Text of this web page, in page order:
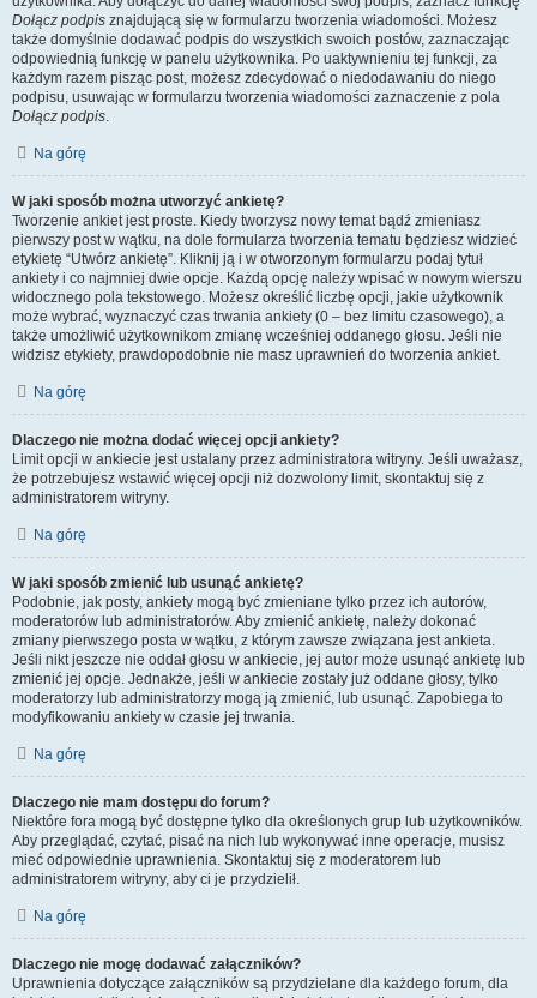
Dołącz podpis znajdującą się w formularzu tworzenia wiadomości. Możesz
także domyślnie dodawać podpis do wszystkich swoich postów, zaznaczając
odpowiednią funkcję w panelu użytkownika. Po uaktywnieniu tej funkcji, za
każdym razem pisząc post, możesz zdecydować o niedodawaniu do niego
podpisu, usuwając w formularzu tworzenia wiadomości zaznaczenie z pola
Dołącz podpis.
Na górę
W jaki sposób można utworzyć ankietę?
Tworzenie ankiet jest proste. Kiedy tworzysz nowy temat bądź zmieniasz
pierwszy post w wątku, na dole formularza tworzenia tematu będziesz widzieć
etykietę “Utwórz ankietę”. Kliknij ją i w otworzonym formularzu podaj tytuł
ankiety i co najmniej dwie opcje. Każdą opcję należy wpisać w nowym wierszu
widocznego pola tekstowego. Możesz określić liczbę opcji, jakie użytkownik
może wybrać, wyznaczyć czas trwania ankiety (0 – bez limitu czasowego), a
także umożliwić użytkownikom zmianę wcześniej oddanego głosu. Jeśli nie
widzisz etykiety, prawdopodobnie nie masz uprawnień do tworzenia ankiet.
Na górę
Dlaczego nie można dodać więcej opcji ankiety?
Limit opcji w ankiecie jest ustalany przez administratora witryny. Jeśli uważasz,
że potrzebujesz wstawić więcej opcji niż dozwolony limit, skontaktuj się z
administratorem witryny.
Na górę
W jaki sposób zmienić lub usunąć ankietę?
Podobnie, jak posty, ankiety mogą być zmieniane tylko przez ich autorów,
moderatorów lub administratorów. Aby zmienić ankietę, należy dokonać
zmiany pierwszego posta w wątku, z którym zawsze związana jest ankieta.
Jeśli nikt jeszcze nie oddał głosu w ankiecie, jej autor może usunąć ankietę lub
zmienić jej opcje. Jednakże, jeśli w ankiecie zostały już oddane głosy, tylko
moderatorzy lub administratorzy mogą ją zmienić, lub usunąć. Zapobiega to
modyfikowaniu ankiety w czasie jej trwania.
Na górę
Dlaczego nie mam dostępu do forum?
Niektóre fora mogą być dostępne tylko dla określonych grup lub użytkowników.
Aby przeglądać, czytać, pisać na nich lub wykonywać inne operacje, musisz
mieć odpowiednie uprawnienia. Skontaktuj się z moderatorem lub
administratorem witryny, aby ci je przydzielił.
Na górę
Dlaczego nie mogę dodawać załączników?
Uprawnienia dotyczące załączników są przydzielane dla każdego forum, dla